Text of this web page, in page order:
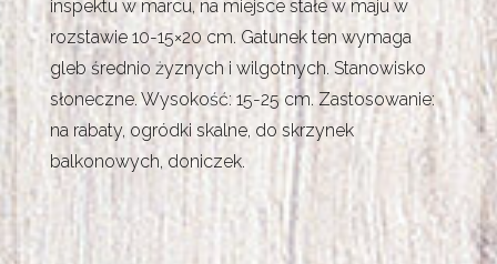
inspektu w marcu, na miejsce stałe w maju w
rozstawie 10-15×20 cm. Gatunek ten wymaga
gleb średnio żyznych i wilgotnych. Stanowisko
słoneczne. Wysokość: 15-25 cm. Zastosowanie:
na rabaty, ogródki skalne, do skrzynek
balkonowych, doniczek.